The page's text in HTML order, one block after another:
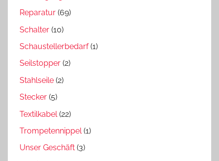
Reparatur (69)
Schalter (10)
Schaustellerbedarf(1)
Seilstopper (2)
Stahlseile (2)
Stecker (5)
Textilkabel (22)
Trompetennippel(1)
Unser Geschäft (3)